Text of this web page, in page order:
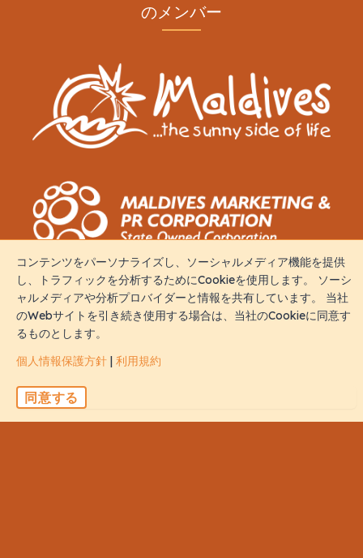
のメンバー
接触
M. Iris, Orchid Magu, Rep of Maldives, 20213
sales@naalistravels.com
コンテンツをパーソナライズし、ソーシャルメディア機能を提供
し、トラフィックを分析するためにCookieを使用します。 ソーシ
ャルメディアや分析プロバイダーと情報を共有しています。 当社
のWebサイトを引き続き使用する場合は、当社のCookieに同意す
るものとします。
個人情報保護方針 | 利用規約
同意する